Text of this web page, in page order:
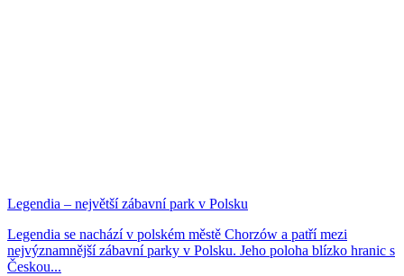
Legendia – největší zábavní park v Polsku
Legendia se nachází v polském městě Chorzów a patří mezi
nejvýznamnější zábavní parky v Polsku. Jeho poloha blízko hranic s
Českou...